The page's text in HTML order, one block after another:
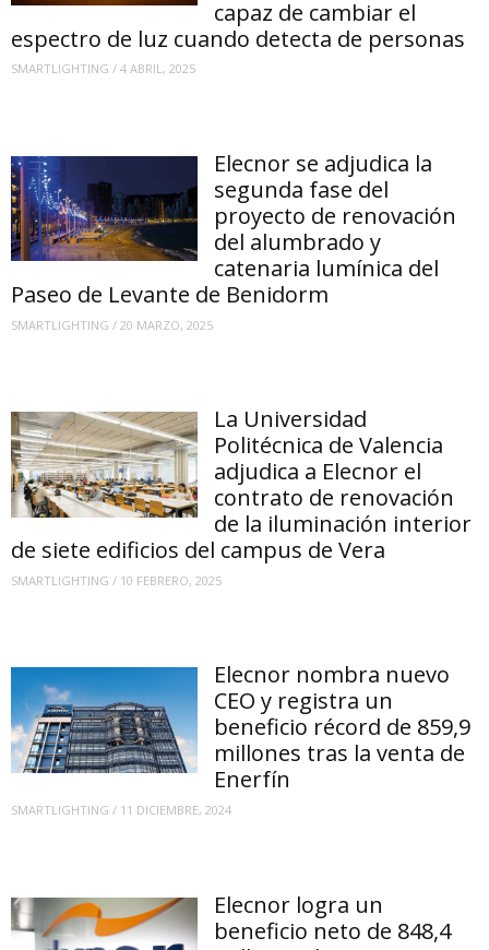
capaz de cambiar el
espectro de luz cuando detecta de personas
SMARTLIGHTING / 4 ABRIL, 2025
Elecnor se adjudica la
segunda fase del
proyecto de renovación
del alumbrado y
catenaria lumínica del
Paseo de Levante de Benidorm
SMARTLIGHTING / 20 MARZO, 2025
La Universidad
Politécnica de Valencia
adjudica a Elecnor el
contrato de renovación
de la iluminación interior
de siete edificios del campus de Vera
SMARTLIGHTING / 10 FEBRERO, 2025
Elecnor nombra nuevo
CEO y registra un
beneficio récord de 859,9
millones tras la venta de
Enerfín
SMARTLIGHTING / 11 DICIEMBRE, 2024
Elecnor logra un
beneficio neto de 848,4